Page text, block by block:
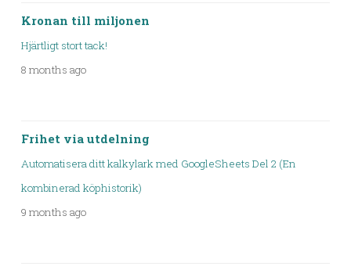
Kronan till miljonen
Hjärtligt stort tack!
8 months ago
Frihet via utdelning
Automatisera ditt kalkylark med GoogleSheets Del 2 (En
kombinerad köphistorik)
9 months ago